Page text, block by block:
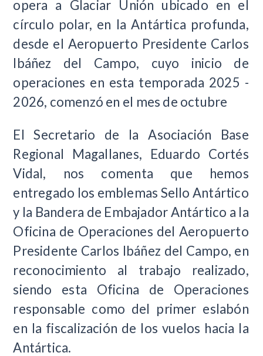
opera a Glaciar Unión ubicado en el
círculo polar, en la Antártica profunda,
desde el Aeropuerto Presidente Carlos
Ibáñez del Campo, cuyo inicio de
operaciones en esta temporada 2025 -
2026, comenzó en el mes de octubre
El Secretario de la Asociación Base
Regional Magallanes, Eduardo Cortés
Vidal, nos comenta que hemos
entregado los emblemas Sello Antártico
y la Bandera de Embajador Antártico a la
Oficina de Operaciones del Aeropuerto
Presidente Carlos Ibáñez del Campo, en
reconocimiento al trabajo realizado,
siendo esta Oficina de Operaciones
responsable como del primer eslabón
en la fiscalización de los vuelos hacia la
Antártica.